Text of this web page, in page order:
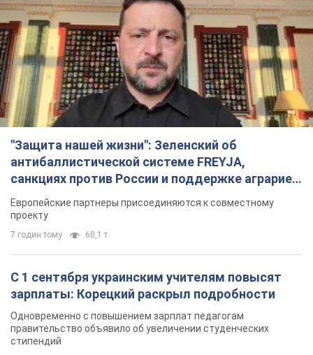
"Защита нашей жизни": Зеленский об
антибаллистической системе FREYJA,
санкциях против России и поддержке аграриев.
Видео
Европейские партнеры присоединяются к совместному
проекту
7 годин тому 60,1 т.
С 1 сентября украинским учителям повысят
зарплаты: Корецкий раскрыл подробности
Одновременно с повышением зарплат педагогам
правительство объявило об увеличении студенческих
стипендий